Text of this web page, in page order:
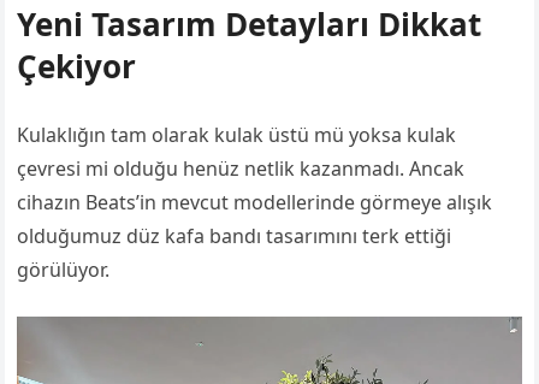
Yeni Tasarım Detayları Dikkat
Çekiyor
Kulaklığın tam olarak kulak üstü mü yoksa kulak
çevresi mi olduğu henüz netlik kazanmadı. Ancak
cihazın Beats’in mevcut modellerinde görmeye alışık
olduğumuz düz kafa bandı tasarımını terk ettiği
görülüyor.